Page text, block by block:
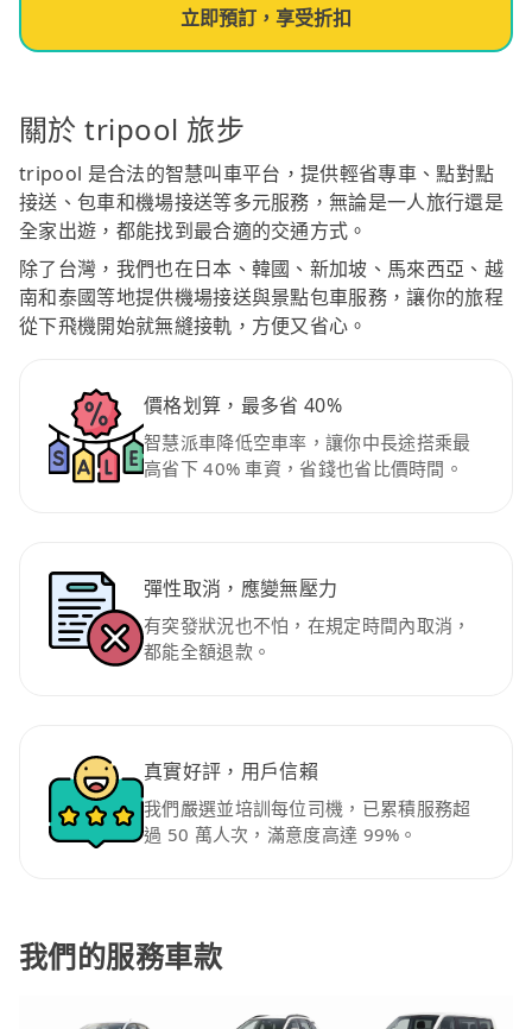
立即預訂，享受折扣
關於 tripool 旅步
tripool 是合法的智慧叫車平台，提供輕省專車、點對點
接送、包車和機場接送等多元服務，無論是一人旅行還是
全家出遊，都能找到最合適的交通方式。
除了台灣，我們也在日本、韓國、新加坡、馬來西亞、越
南和泰國等地提供機場接送與景點包車服務，讓你的旅程
從下飛機開始就無縫接軌，方便又省心。
價格划算，最多省 40%
智慧派車降低空車率，讓你中長途搭乘最
高省下 40% 車資，省錢也省比價時間。
彈性取消，應變無壓力
有突發狀況也不怕，在規定時間內取消，
都能全額退款。
真實好評，用戶信賴
我們嚴選並培訓每位司機，已累積服務超
過 50 萬人次，滿意度高達 99%。
我們的服務車款